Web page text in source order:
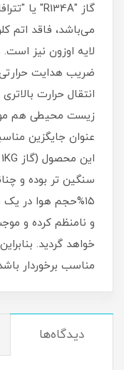
می‌باشد، فاقد اتم
ضریب هدایت حرارتی
انتقال حرارت
سنگین تر بوده و
۱۵%حجم هوا در
و نامنظم کرده و
خواهد گردید.
مناسب برخوردار
دیدگاه‌ها